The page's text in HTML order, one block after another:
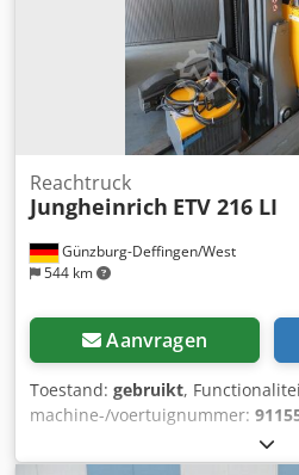
Günzburg-Deffingen/West
544 km
Reachtruck
Jungheinrich ETV 216 LI
Aanvragen
Toestand: gebruikt,
machine-/voertuignummer:
,
hefhoogte:6.500 mm, vrije